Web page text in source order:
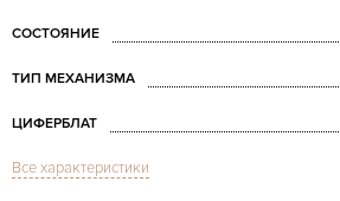
СОСТОЯНИЕ
ТИП МЕХАНИЗМА
ЦИФЕРБЛАТ
СТЕКЛО
Все характеристики